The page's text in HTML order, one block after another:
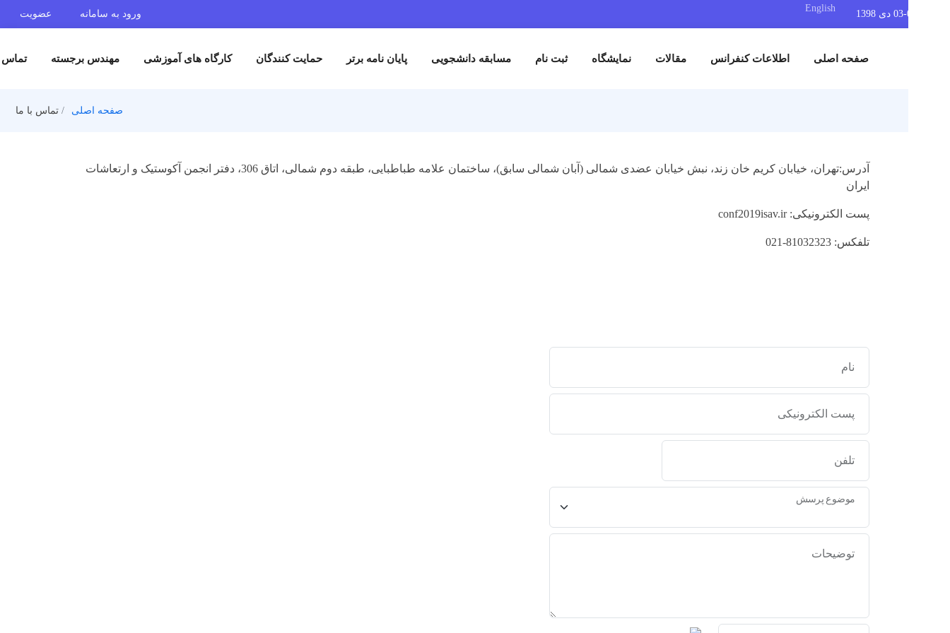
English
ورود به سامانه عضویت
صفحه اصلی اطلاعات کنفرانس مقالات نمایشگاه ثبت نام مسابقه دانشجویی پایان نامه برتر حمایت کنندگان کارگاه های آموزشی مهندس برجسته تماس با ما
صفحه اصلی تماس با ما
آدرس:تهران، خیابان کریم خان زند، نبش خیابان عضدی شمالی (آبان شمالی سابق)، ساختمان علامه طباطبایی، طبقه دوم شمالی، اتاق 306، دفتر انجمن آکوستیک و ارتعاشات
پست الکترونیکی:conf2019isav.ir
پست الکترونیکی
موضوع پرسش
توضیحات